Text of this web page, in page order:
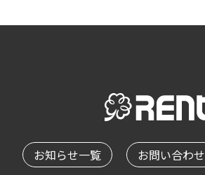
お知らせ一覧 お問い合わせ